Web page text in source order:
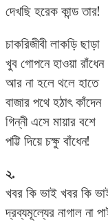
দেখছি হরেক কান্ড তার!
চাকরিজীবী লাকড়ি ছাড়া
খুব গোপনে হাওয়া রাঁধেন
আর না হলে থলে হাতে
বাজার পথে হঠাৎ কাঁদেন
গিন্নী এসে মায়ার বশে
পট্টি দিয়ে চক্ষু বাঁধেন!
২.
খবর কি ভাই খবর কি
দ্রব্যমূল্যের নাগাল না